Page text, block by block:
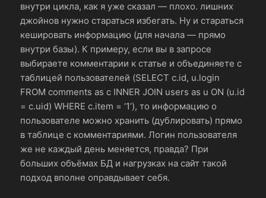
внутри цикла, как я уже сказал — плохо. лишних
джойнов нужно стараться избегать. Ну и стараться
кешировать информацию (для начала — прямо
внутри базы). К примеру, если вы в запросе
выбираете комментарии к статье и объединяете с
таблицей пользователей (SELECT c.id, u.login
FROM comments as c INNER JOIN users as u ON (u.id
= c.uid) WHERE c.item = ‘1’), то информацию о
пользователе можно хранить (дублировать) прямо
в таблице с комментариями. Логин пользователя
же не каждый день меняется, правда? При
больших объёмах БД и нагрузках на сайт такой
подход вполне оправдывает себя.